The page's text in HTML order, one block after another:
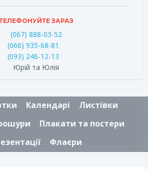
ЗАРАЗ
(067) 888-03-52
(066) 935-68-81
(093) 246-12-13
Юрій та Юлія
Календарі
Листівки
Плакати та постери
Флаєри